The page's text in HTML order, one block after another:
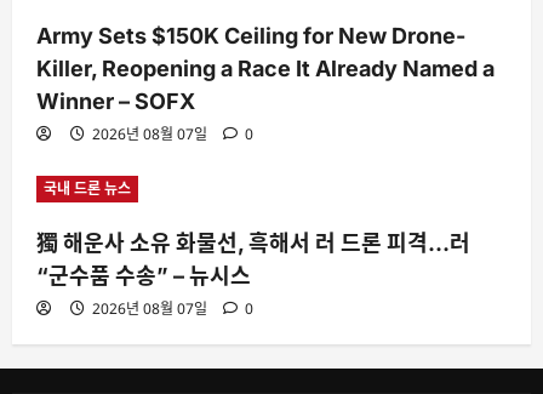
Army Sets $150K Ceiling for New Drone-
Killer, Reopening a Race It Already Named a
Winner – SOFX
2026년 08월 07일 0
국내 드론 뉴스
獨 해운사 소유 화물선, 흑해서 러 드론 피격…러
“군수품 수송” – 뉴시스
2026년 08월 07일 0